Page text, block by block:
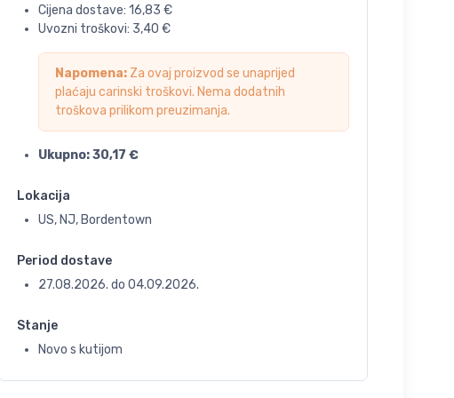
Cijena dostave: 16,83 €
Uvozni troškovi: 3,40 €
Napomena:Za ovaj proizvod se unaprijed
plaćaju carinski troškovi. Nema dodatnih
troškova prilikom preuzimanja.
Ukupno:30,17 €
Lokacija
US, NJ, Bordentown
Period dostave
27.08.2026. do 04.09.2026.
Stanje
Novo s kutijom